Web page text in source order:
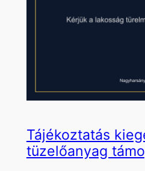
Tájékoztatás
tüzelőanyag